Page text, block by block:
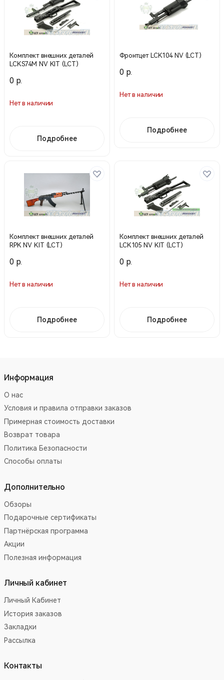
Комплект внешних деталей
LCKS74M NV KIT (LCT)
0 р.
Нет в наличии
Подробнее
Фронтцет LCK104 NV (LCT)
0 р.
Нет в наличии
Подробнее
Комплект внешних деталей
RPK NV KIT (LCT)
0 р.
Нет в наличии
Подробнее
Комплект внешних деталей
LCK105 NV KIT (LCT)
0 р.
Нет в наличии
Подробнее
Информация
О нас
Условия и правила отправки заказов
Примерная стоимость доставки
Возврат товара
Политика Безопасности
Способы оплаты
Дополнительно
Обзоры
Подарочные сертификаты
Партнёрская программа
Акции
Полезная информация
Личный кабинет
Личный Кабинет
История заказов
Закладки
Рассылка
Контакты